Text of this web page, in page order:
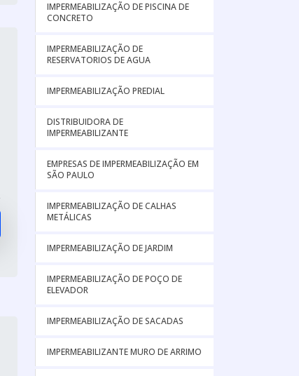
IMPERMEABILIZAÇÃO DE PISCINA DE
CONCRETO
IMPERMEABILIZAÇÃO DE
RESERVATORIOS DE AGUA
IMPERMEABILIZAÇÃO PREDIAL
DISTRIBUIDORA DE
IMPERMEABILIZANTE
EMPRESAS DE IMPERMEABILIZAÇÃO EM
SÃO PAULO
IMPERMEABILIZAÇÃO DE CALHAS
METÁLICAS
IMPERMEABILIZAÇÃO DE JARDIM
IMPERMEABILIZAÇÃO DE POÇO DE
ELEVADOR
IMPERMEABILIZAÇÃO DE SACADAS
IMPERMEABILIZANTE MURO DE ARRIMO